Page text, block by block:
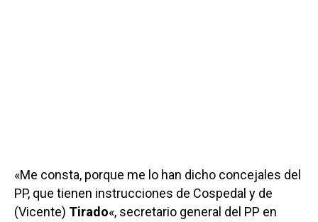
«Me consta, porque me lo han dicho concejales del
PP, que tienen instrucciones de Cospedal y de
(Vicente) Tirado«, secretario general del PP en